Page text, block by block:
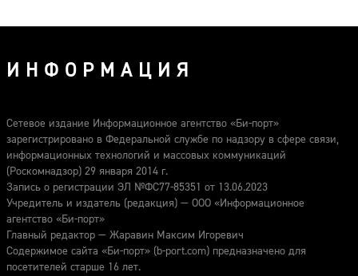
ИНФОРМАЦИЯ
Сетевое издание Информационное агентство «Би-порт»
зарегистрировано в Федеральной службе по надзору в сфере связи,
информационных технологий и массовых коммуникаций
(Роскомнадзор) 29 января 2014 г.
Запись о регистрации ЭЛ №ФС77-85351 от 13.06.2023
Учредитель и издатель (редакция) — ООО «Информационное
агентство «Би-порт»
Главный редактор — Жаравин Максим Игоревич
Содержимое сайта «Би-порт» (b-port.com) предназначено для
посетителей старше 16 лет.